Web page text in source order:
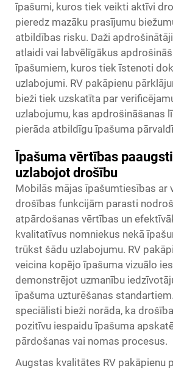
īpašumi, kuros tiek veikti aktīvi
pieredz mazāku prasījumu
atbildības risku. Daži
atlaidi vai labvēlīgākus
īpašumiem, kuros tiek īstenoti
uzlabojumi. RV pakāpienu
bieži tiek uzskatīta par
uzlabojumu, kas apdrošināšanas
pierāda atbildīgu īpašuma
Īpašuma vērtības
uzlabojot drošību
Mobilās mājas īpašumtiesības ar
drošības funkcijām parasti
atpārdošanas vērtības un
kvalitatīvus nomniekus nekā
trūkst šādu uzlabojumu. RV
veicina kopējo īpašuma vizuālo
demonstrējot uzmanību
īpašuma uzturēšanas
speciālisti bieži norāda, ka
pozitīvu iespaidu īpašuma
pārdošanas vai nomas procesus.
Augstas kvalitātes RV pakāpienu